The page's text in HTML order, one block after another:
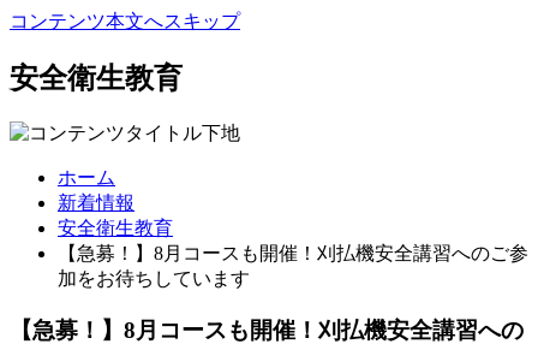
コンテンツ本文へスキップ
安全衛生教育
ホーム
新着情報
安全衛生教育
【急募！】8月コースも開催！刈払機安全講習へのご参
加をお待ちしています
【急募！】8月コースも開催！刈払機安全講習への